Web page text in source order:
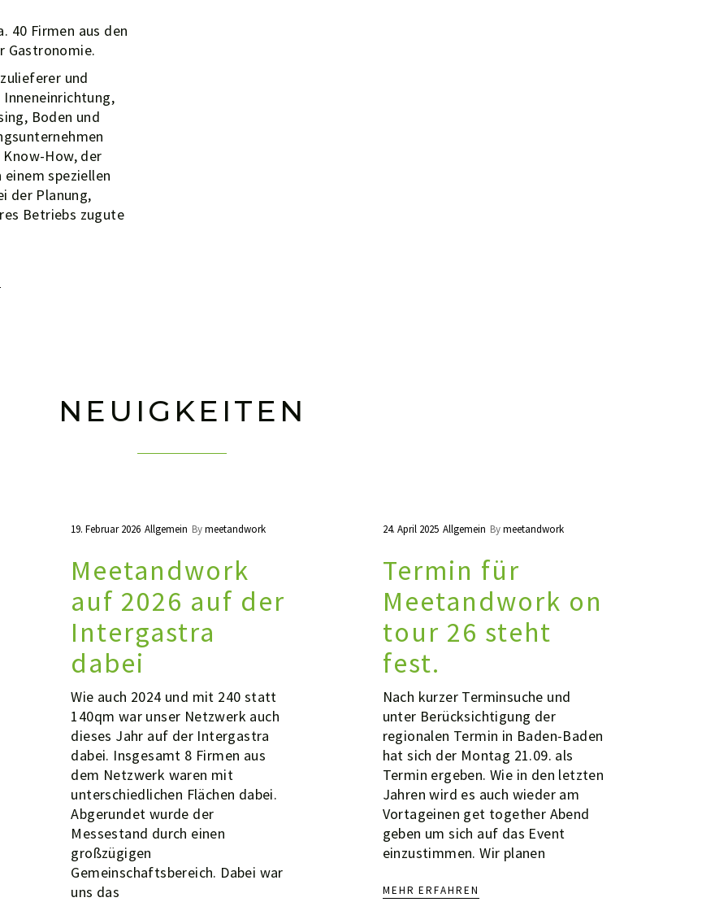
40 Firmen aus den
Gastronomie.
und
Boden und
How, der
speziellen
der Planung,
Betriebs zugute
NEUIGKEITEN
19. Februar 2026 Allgemein Bymeetandwork
Meetandwork
auf 2026 auf der
Intergastra
dabei
Wie auch 2024 und mit 240 statt
140qm war unser Netzwerk auch
dieses Jahr auf der Intergastra
dabei. Insgesamt 8 Firmen aus
dem Netzwerk waren mit
unterschiedlichen Flächen dabei.
Abgerundet wurde der
Messestand durch einen
großzügigen
Gemeinschaftsbereich. Dabei war
uns das
24. April 2025 Allgemein Bymeetandwork
Termin für
Meetandwork on
tour 26 steht
fest.
Nach kurzer Terminsuche und
unter Berücksichtigung der
regionalen Termin in Baden-Baden
hat sich der Montag 21.09. als
Termin ergeben. Wie in den letzten
Jahren wird es auch wieder am
Vortageinen get together Abend
geben um sich auf das Event
einzustimmen. Wir planen
MEHR ERFAHREN